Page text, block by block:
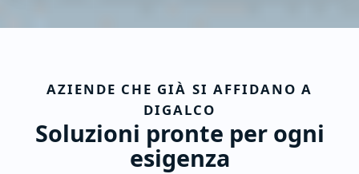
AZIENDE CHE GIÀ SI AFFIDANO A
DIGALCO
Soluzioni pronte per ogni
esigenza